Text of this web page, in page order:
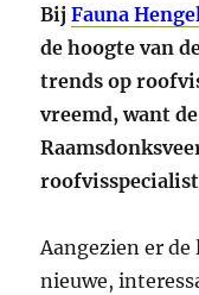
BijFauna
de hoogte van
trends op
vreemd, want
Aangezien er
nieuwe,